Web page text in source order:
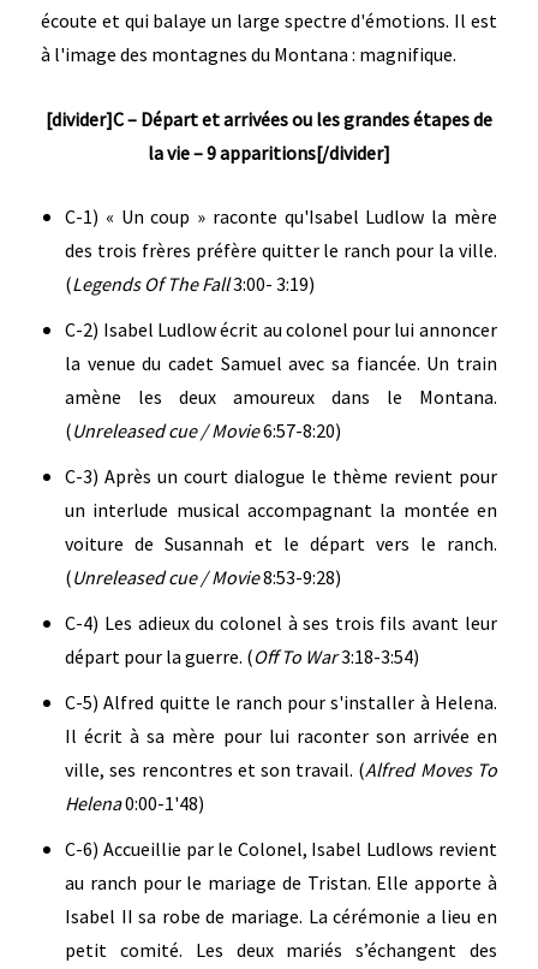
écoute et qui balaye un large spectre d'émotions. Il est
à l'image des montagnes du Montana : magnifique.
[divider]C – Départ et arrivées ou les grandes étapes de
la vie – 9 apparitions[/divider]
C-1) « Un coup » raconte qu'Isabel Ludlow la mère
des trois frères préfère quitter le ranch pour la ville.
(Legends Of The Fall3:00- 3:19)
C-2) Isabel Ludlow écrit au colonel pour lui annoncer
la venue du cadet Samuel avec sa fiancée. Un train
amène les deux amoureux dans le Montana.
(Unreleased cue / Movie6:57-8:20)
C-3) Après un court dialogue le thème revient pour
un interlude musical accompagnant la montée en
voiture de Susannah et le départ vers le ranch.
(Unreleased cue / Movie8:53-9:28)
C-4) Les adieux du colonel à ses trois fils avant leur
départ pour la guerre. (Off To War3:18-3:54)
C-5) Alfred quitte le ranch pour s'installer à Helena.
Il écrit à sa mère pour lui raconter son arrivée en
ville, ses rencontres et son travail. (Alfred Moves To
Helena0:00-1'48)
C-6) Accueillie par le Colonel, Isabel Ludlows revient
au ranch pour le mariage de Tristan. Elle apporte à
Isabel II sa robe de mariage. La cérémonie a lieu en
petit comité. Les deux mariés s’échangent des